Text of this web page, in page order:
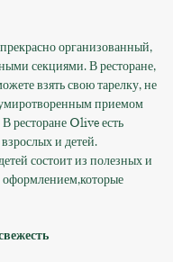
организованный,
секциями. В ресторане,
взять свою тарелку, не
приемом
ресторане Olive есть
и детей.
состоит из полезных и
оформлением,которые